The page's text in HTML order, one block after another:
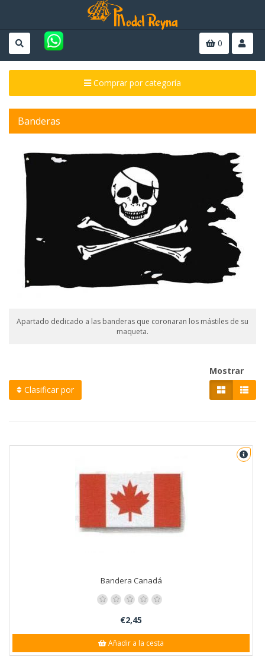
0
Comprar por categoría
Banderas
Apartado dedicado a las banderas que coronaran los mástiles de su
maqueta.
Clasificar por
Mostrar
Bandera Canadá
€2,45
Añadir a la cesta